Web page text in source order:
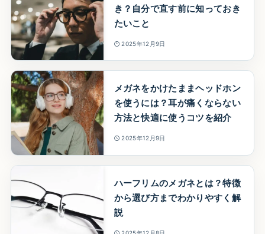
き？自分で直す前に知っておき
たいこと
2025年12月9日
メガネをかけたままヘッドホン
を使うには？耳が痛くならない
方法と快適に使うコツを紹介
2025年12月9日
ハーフリムのメガネとは？特徴
から選び方までわかりやすく解
説